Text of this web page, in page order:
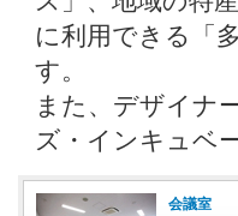
に利用できる「
す。
また、デザイナ
ズ・インキュベ
会議室